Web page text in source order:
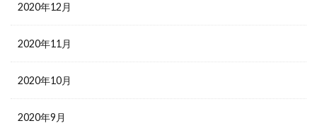
2020年12月
2020年11月
2020年10月
2020年9月